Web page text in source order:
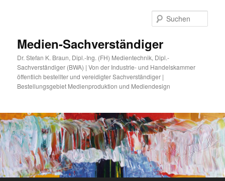
Medien-Sachverständiger
Dr. Stefan K. Braun, Dipl.-Ing. (FH) Medientechnik, Dipl.-
Sachverständiger (BWA) | Von der Industrie- und Handelskammer
öffentlich bestellter und vereidigter Sachverständiger |
Bestellungsgebiet Medienproduktion und Mediendesign